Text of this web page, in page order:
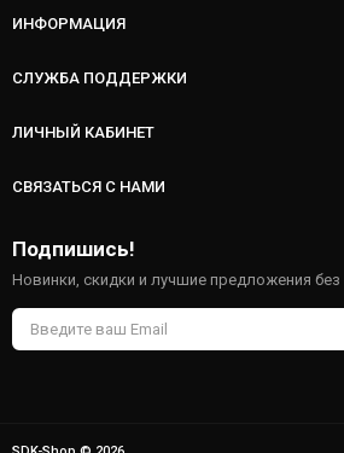
ИНФОРМАЦИЯ
СЛУЖБА ПОДДЕРЖКИ
ЛИЧНЫЙ КАБИНЕТ
СВЯЗАТЬСЯ С НАМИ
Подпишись!
Новинки, скидки и лучшие предложения без